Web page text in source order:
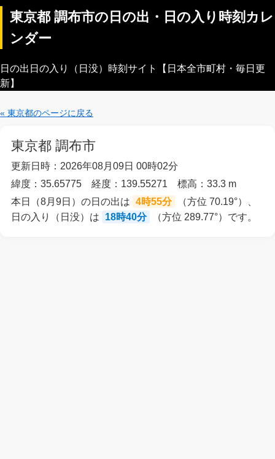
東京都 調布市の日の出・日の入り時刻カレ
ンダー
日の出日の入り（日没）時刻サイト【日本全市町村・毎日更
新】
« 東京都のページに戻る
東京都 調布市
更新日時：2026年08月09日 00時02分
緯度：35.65775 経度：139.55271 標高：33.3 m
本日（8月9日）の日の出は 4時55分
（方位 70.19°）、
日の入り（日没）は
18時40分 （方位 289.77°）です。